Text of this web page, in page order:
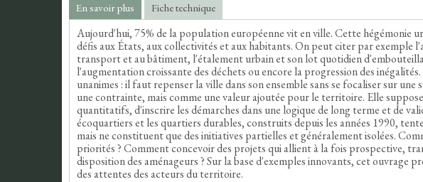
En savoir plus Fiche technique
Aujourd'hui, 75% de la population européenne vit en ville. Cette hégémonie
défis aux États, aux collectivités et aux habitants. On peut citer par exemple
transport et au bâtiment, l'étalement urbain et son lot quotidien
l'augmentation croissante des déchets ou encore la progression des
unanimes : il faut repenser la ville dans son ensemble sans se focaliser sur
une contrainte, mais comme une valeur ajoutée pour le territoire. Elle
quantitatifs, d'inscrire les démarches dans une logique de long terme et de
écoquartiers et les quartiers durables, construits depuis les années 1990,
mais ne constituent que des initiatives partielles et généralement isolées.
priorités ? Comment concevoir des projets qui allient à la fois prospective,
disposition des aménageurs ? Sur la base d'exemples innovants, cet ouvrage
des attentes des acteurs du territoire.